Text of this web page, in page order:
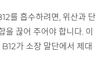
를 흡수하려면, 위산과 단
을 끊어 주어야 합니다. 이
가 소장 말단에서 제대